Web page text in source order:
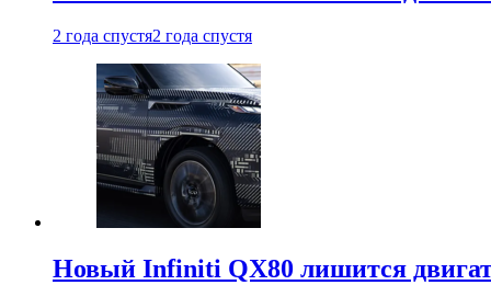
2 года спустя2 года спустя
Новый Infiniti QX80 лишится